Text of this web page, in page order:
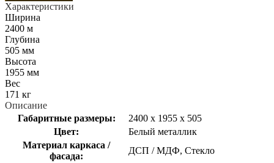
Характеристики
Ширина
2400 м
Глубина
505 мм
Высота
1955 мм
Вес
171 кг
Описание
Габаритные размеры:
2400 x 1955 x 505
Цвет:
Белый металлик
Материал каркаса /
фасада:
ДСП / МДФ, Стекло